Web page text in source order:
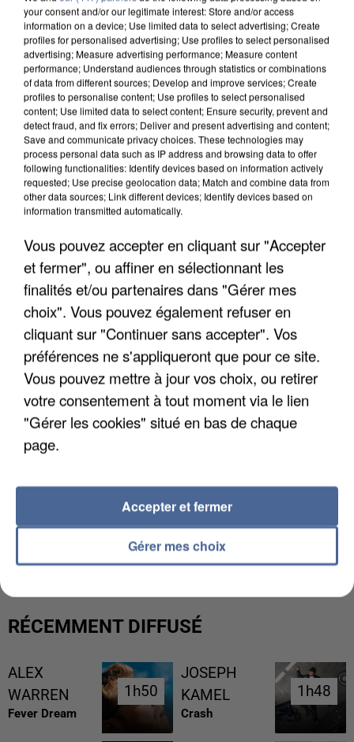
UN SECOND CADRE DE LA DZ MAFIA
INTERPELLÉ EN ALGÉRIE
UNE TOURISTE DE L’OISE EMPORTÉE PAR UNE
COULÉE DE BOUE EN HAUTE-SAVOIE
RÉCEMMENT DIFFUSÉ
ALEX
WARREN
Fever Dream
1h50
1h50
JOSEPH
KAMEL
Crash
1h48
1h48
your consent and/or our legitimate interest: Store and/or access
information on a device; Use limited data to select advertising; Create
profiles for personalised advertising; Use profiles to select personalised
advertising; Measure advertising performance; Measure content
performance; Understand audiences through statistics or combinations
of data from different sources; Develop and improve services; Create
profiles to personalise content; Use profiles to select personalised
content; Use limited data to select content; Ensure security, prevent and
detect fraud, and fix errors; Deliver and present advertising and content;
Save and communicate privacy choices. These technologies may
process personal data such as IP address and browsing data to offer
following functionalities: Identify devices based on information actively
requested; Use precise geolocation data; Match and combine data from
other data sources; Link different devices; Identify devices based on
information transmitted automatically.
Vous pouvez accepter en cliquant sur "Accepter
et fermer", ou affiner en sélectionnant les
finalités et/ou partenaires dans "Gérer mes
choix". Vous pouvez également refuser en
cliquant sur "Continuer sans accepter". Vos
préférences ne s'appliqueront que pour ce site.
Vous pouvez mettre à jour vos choix, ou retirer
votre consentement à tout moment via le lien
"Gérer les cookies" situé en bas de chaque
page.
Gérer mes choix
Accepter et fermer